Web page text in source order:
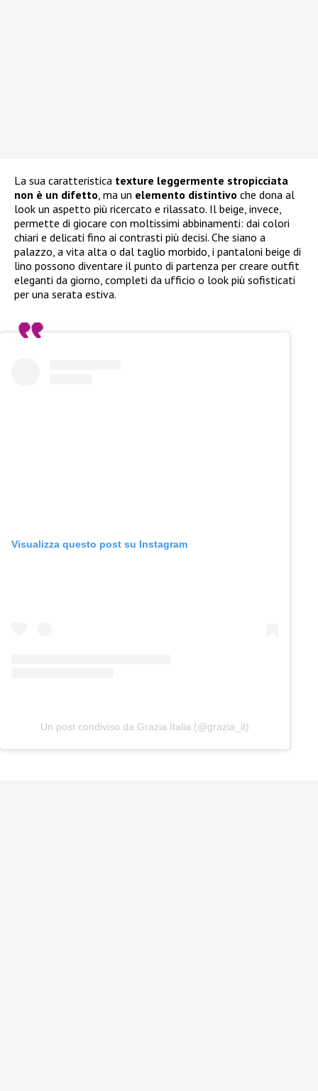
La sua caratteristica texture leggermente stropicciata
non è un difetto, ma un elemento distintivo che dona al
look un aspetto più ricercato e rilassato. Il beige, invece,
permette di giocare con moltissimi abbinamenti: dai colori
chiari e delicati fino ai contrasti più decisi. Che siano a
palazzo, a vita alta o dal taglio morbido, i pantaloni beige di
lino possono diventare il punto di partenza per creare outfit
eleganti da giorno, completi da ufficio o look più sofisticati
per una serata estiva.
Visualizza questo post su Instagram
Un post condiviso da Grazia Italia (@grazia_it)